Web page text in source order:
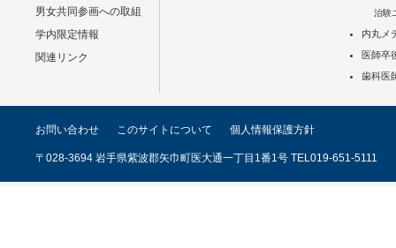
男女共同参画への取組
学内限定情報
関連リンク
治験
内丸メ
医師卒
歯科医
お問い合わせ このサイトについて 個人情報保護方針
〒028-3694 岩手県紫波郡矢巾町医大通一丁目1番1号 TEL019-651-5111